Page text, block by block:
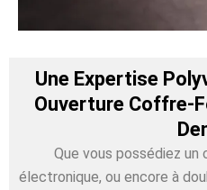
Une Expertise
Ouverture Coffre-
Que vous possédiez
électronique, ou encore à